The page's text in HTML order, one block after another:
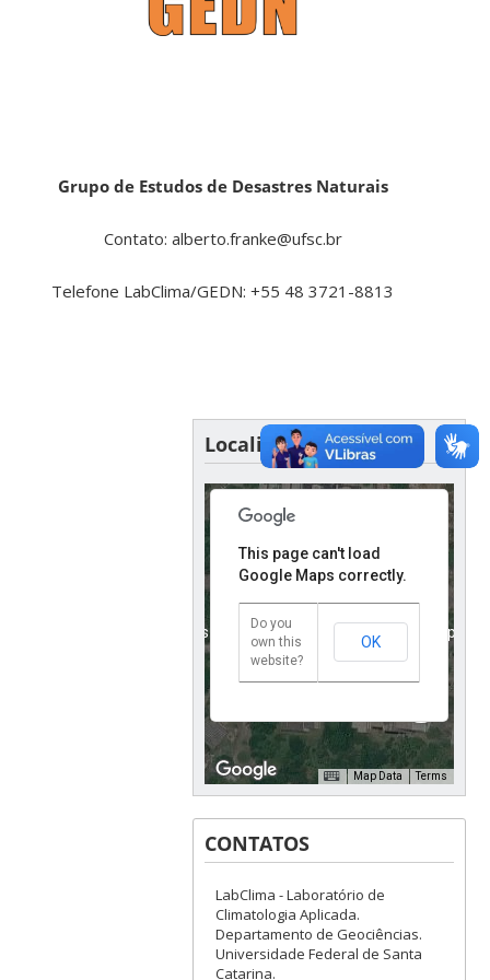
Grupo de Estudos de Desastres Naturais
Contato: alberto.franke@ufsc.br
Telefone LabClima/GEDN: +55 48 3721-8813
Localização LabClima
For development
For development purposes only
For development
For development purposes only
Map Data Terms
This page can't load
Google Maps correctly.
Do you
own this
website?
OK
CONTATOS
LabClima - Laboratório de
Climatologia Aplicada.
Departamento de Geociências.
Universidade Federal de Santa
Catarina.